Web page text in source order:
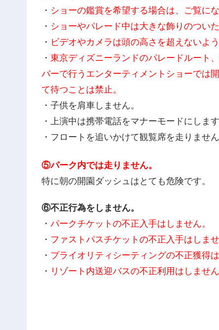
・ ショーの鑑賞を希望する場合は、ご覧に
・ ショーやパレード中は大きな飾りのつい
・ ビデオやカメラは頭の高さを超えないよう
・ 東京ディズニーランドのパレードルート
バーで行うエンターティメントショーでは
て待つことは禁止。
・子供を肩車しません。
・上演中は携帯電話をマナーモードにします
・フロートを追いかけて観覧席を走りません
⑤パーク内では走りません。
特に朝の開園ダッシュはとても危険です。
⑥不正行為をしません。
・ パークチケットの不正入手はしません。
・ ファストパスチケットの不正入手はしませ
・ プライオリティシーティングの不正獲得は
・ リゾート内送迎バスの不正利用はしません